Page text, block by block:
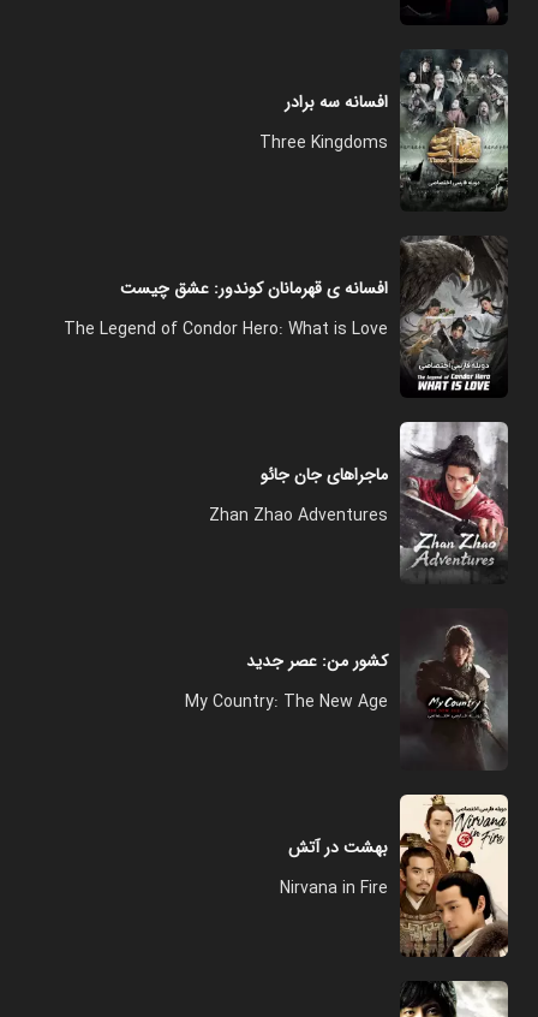
افسانه سه برادر
Three Kingdoms
افسانه ی قهرمانان کوندور: عشق چیست
The Legend of Condor Hero: What is Love
ماجراهای جان جائو
Zhan Zhao Adventures
کشور من: عصر جدید
My Country: The New Age
بهشت در آتش
Nirvana in Fire